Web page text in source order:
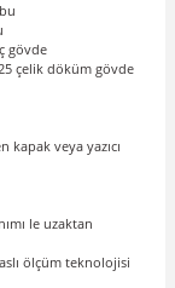
gövde
çelik döküm gövde
kapak veya yazıcı
le uzaktan
ölçüm teknolojisi